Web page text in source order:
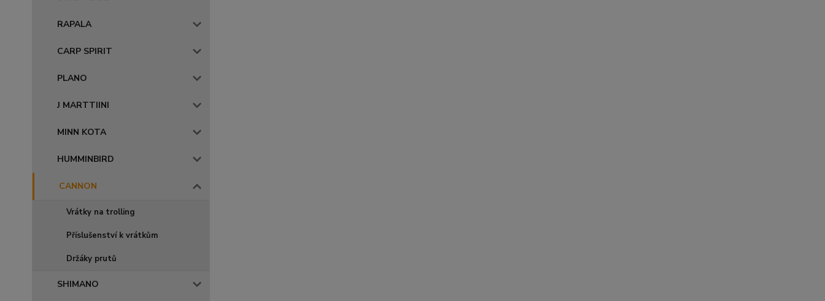
RAPALA
CARP SPIRIT
PLANO
J MARTTIINI
MINN KOTA
HUMMINBIRD
CANNON
Vrátky na trolling
Příslušenství k vrátkům
Držáky prutů
SHIMANO